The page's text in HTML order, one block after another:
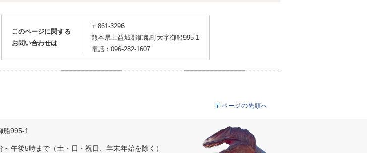
このページに関する
お問い合わせは
〒861-3296
熊本県上益城郡御船町大字御船995-1
電話：096-282-1607
ページの先頭へ
船995-1
午後5時まで（土・日・祝日、年末年始を除く）